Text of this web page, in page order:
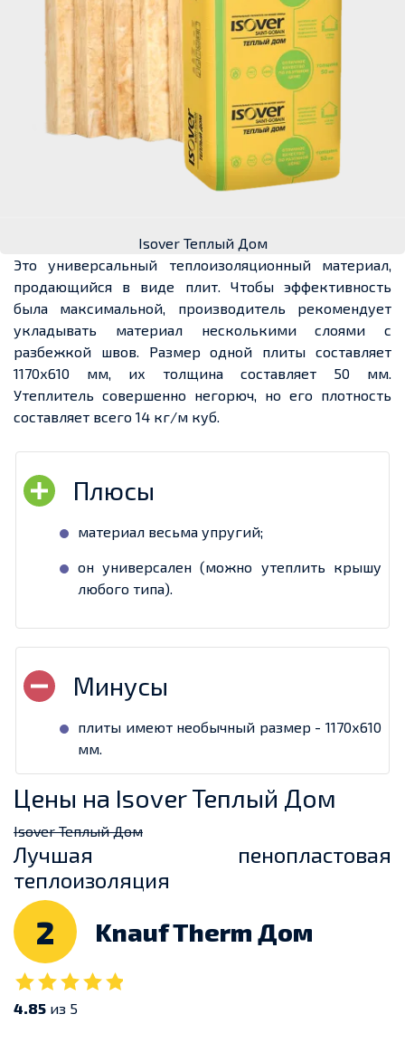
Isover Теплый Дом
Это универсальный теплоизоляционный материал,
продающийся в виде плит. Чтобы эффективность
была максимальной, производитель рекомендует
укладывать материал несколькими слоями с
разбежкой швов. Размер одной плиты составляет
1170х610 мм, их толщина составляет 50 мм.
Утеплитель совершенно негорюч, но его плотность
составляет всего 14 кг/м куб.
материал весьма упругий;
он универсален (можно утеплить крышу
любого типа).
плиты имеют необычный размер - 1170х610
мм.
Цены на Isover Теплый Дом
Isover Теплый Дом
Лучшая пенопластовая
теплоизоляция
2 Knauf Therm Дом
4.85 из 5